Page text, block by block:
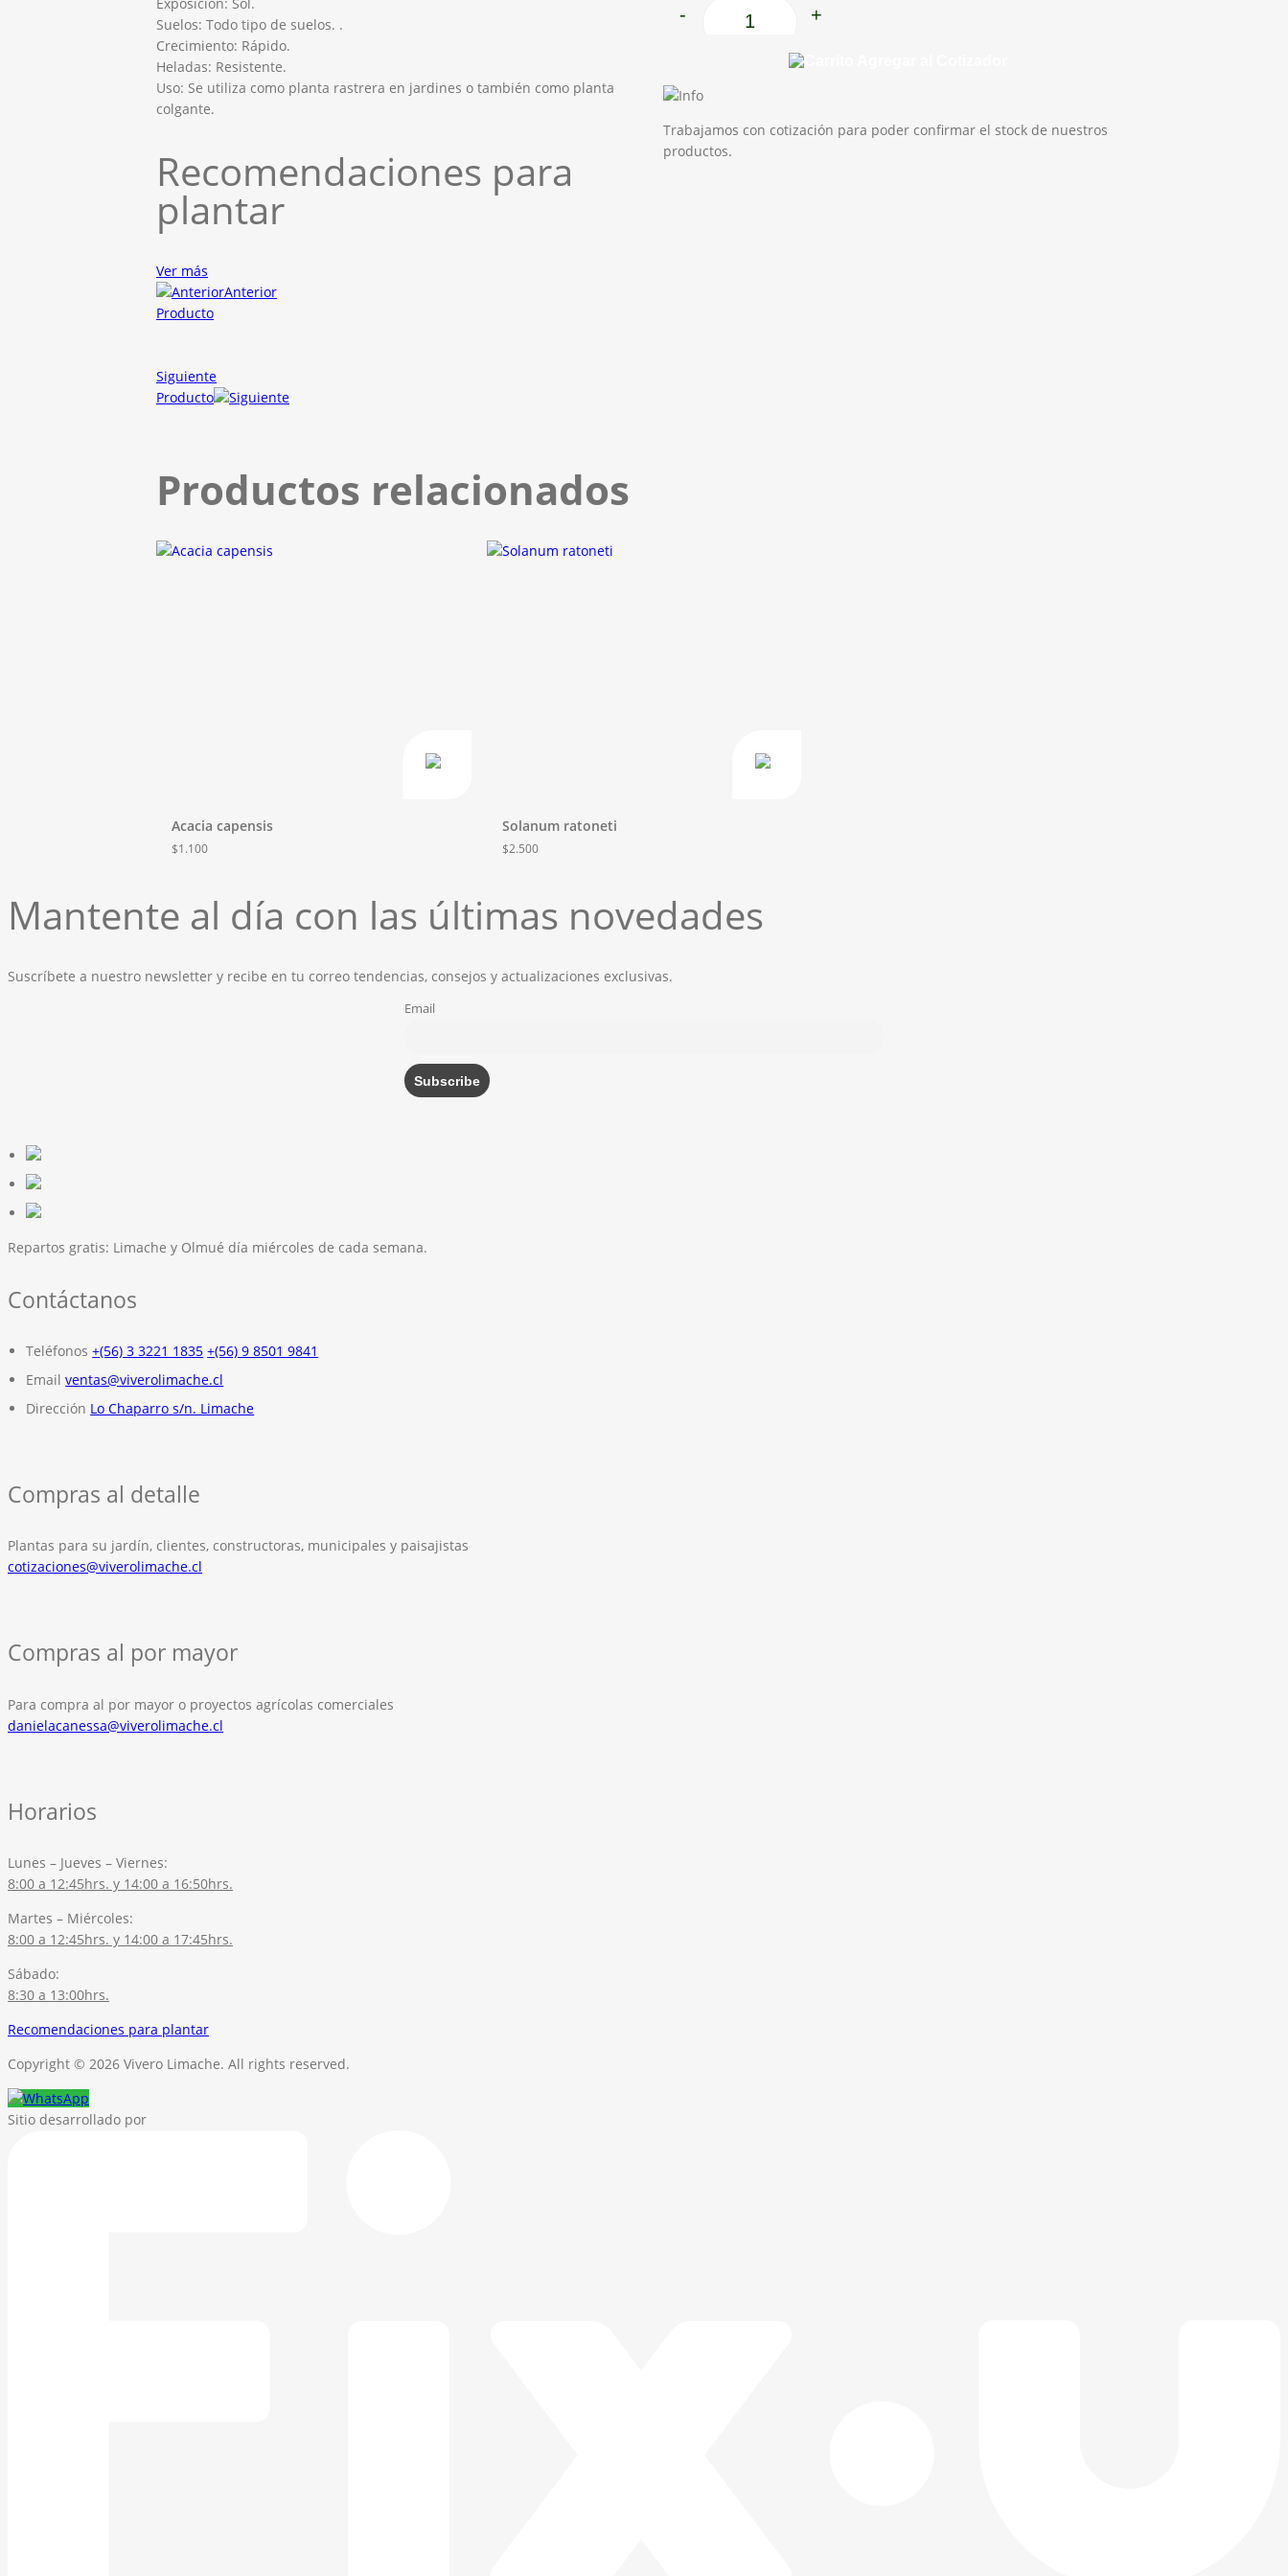
Rayito de sol cantidad
- +
Trabajamos con cotización para poder confirmar el stock de nuestros
productos.
Suelos: Todo tipo de suelos. .
Crecimiento: Rápido.
Heladas: Resistente.
Uso: Se utiliza como planta rastrera en jardines o también como planta
colgante.
Recomendaciones para
plantar
Ver más
Anterior
Producto
Siguiente
Producto
Productos relacionados
Acacia capensis
$1.100
Solanum ratoneti
$2.500
Mantente al día con las últimas novedades
Suscríbete a nuestro newsletter y recibe en tu correo tendencias, consejos y actualizaciones exclusivas.
Email
Repartos gratis: Limache y Olmué día miércoles de cada semana.
Contáctanos
Teléfonos +(56) 3 3221 1835 +(56) 9 8501 9841
Email ventas@viverolimache.cl
Dirección Lo Chaparro s/n. Limache
Compras al detalle
Plantas para su jardín, clientes, constructoras, municipales y paisajistas
cotizaciones@viverolimache.cl
Compras al por mayor
Para compra al por mayor o proyectos agrícolas comerciales
danielacanessa@viverolimache.cl
Horarios
Lunes – Jueves – Viernes:
8:00 a 12:45hrs. y 14:00 a 16:50hrs.
Martes – Miércoles:
8:00 a 12:45hrs. y 14:00 a 17:45hrs.
Sábado:
8:30 a 13:00hrs.
Recomendaciones para plantar
Copyright © 2026 Vivero Limache. All rights reserved.
Sitio desarrollado por